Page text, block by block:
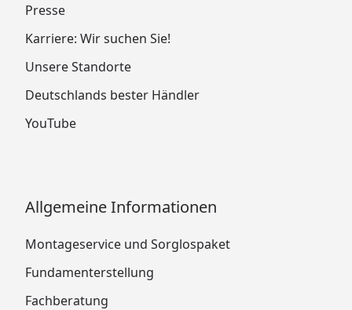
Presse
Karriere: Wir suchen Sie!
Unsere Standorte
Deutschlands bester Händler
YouTube
Allgemeine Informationen
Montageservice und Sorglospaket
Fundamenterstellung
Fachberatung